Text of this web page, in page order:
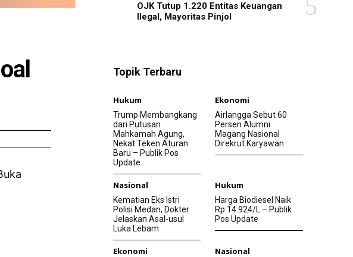
OJK Tutup 1.220 Entitas Keuangan
Ilegal, Mayoritas Pinjol
Topik Terbaru
Hukum
Trump Membangkang
dari Putusan
Mahkamah Agung,
Nekat Teken Aturan
Baru – Publik Pos
Update
Ekonomi
Airlangga Sebut 60
Persen Alumni
Magang Nasional
Direkrut Karyawan
Nasional
Kematian Eks Istri
Polisi Medan, Dokter
Jelaskan Asal-usul
Luka Lebam
Hukum
Harga Biodiesel Naik
Rp 14.924/L – Publik
Pos Update
Ekonomi Nasional